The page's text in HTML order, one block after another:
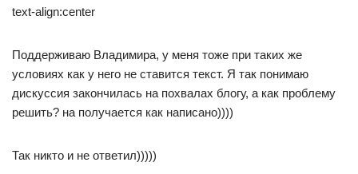
text-align:center
Поддерживаю Владимира, у меня тоже при таких же
условиях как у него не ставится текст. Я так понимаю
дискуссия закончилась на похвалах блогу, а как проблему
решить? на получается как написано))))
Так никто и не ответил)))))